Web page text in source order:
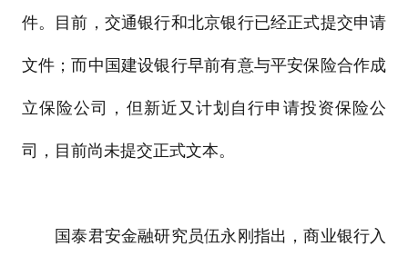
件。目前，交通银行和北京银行已经正式提交申请
文件；而中国建设银行早前有意与平安保险合作成
立保险公司，但新近又计划自行申请投资保险公
司，目前尚未提交正式文本。
国泰君安金融研究员伍永刚指出，商业银行入